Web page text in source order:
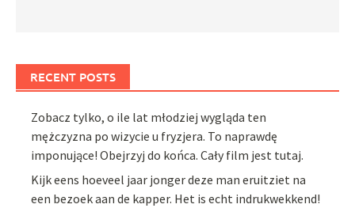
RECENT POSTS
Zobacz tylko, o ile lat młodziej wygląda ten
mężczyzna po wizycie u fryzjera. To naprawdę
imponujące! Obejrzyj do końca. Cały film jest tutaj.
Kijk eens hoeveel jaar jonger deze man eruitziet na
een bezoek aan de kapper. Het is echt indrukwekkend!